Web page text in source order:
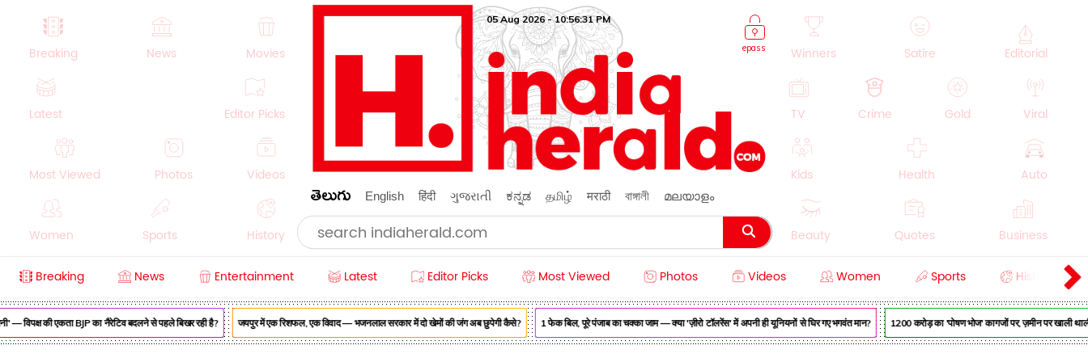
Breaking News Movies
Latest Editor Picks
Most Viewed Photos Videos
Women Sports History
Crime Beauty
epass
05 Aug 2026 - 10:56:32 PM
తెలుగు English हिंदी ગુજરાતી ಕನ್ನಡ தமிழ் मराठी বাঙ্গালী മലയാളം
Winners Satire Editorial
TV Crime Gold Viral
Kids Health Auto
Beauty Quotes Business
Breaking News Entertainment Latest Editor Picks Most Viewed Photos Videos Women Sports History
विपक्ष की एकता BJP का नैरेटिव बदलने से पहले बिखर रही है? जयपुर में एक रिशफल, एक विवाद — भजनलाल सरकार में दो खेमों की जंग अब छुपेगी कैसे? 1 फेक बिल, पूरे पंजाब का चक्का जाम — क्या 'ज़ीरो टॉलरेंस' में अपनी ही यूनियनों से घिर गए भगवंत मान? ₹1200 करोड़ का 'पोषण भोज' कागजों पर, ज़मीन पर खाली